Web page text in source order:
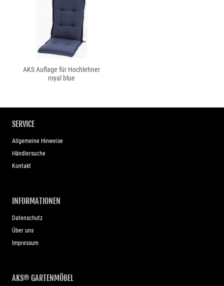
AKS Auflage für Hochlehner
royal blue
SERVICE
Allgemeine Hinweise
Händlersuche
Kontakt
INFORMATIONEN
Datenschutz
Über uns
Impressum
AKS® GARTENMÖBEL